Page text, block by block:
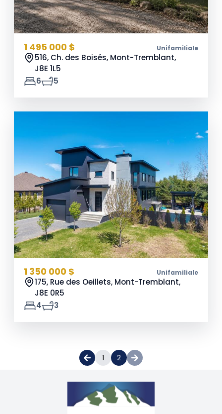
1 495 000 $ Unifamiliale
516, Ch. des Boisés, Mont-Tremblant,
J8E 1L5
6
5
1 350 000 $ Unifamiliale
175, Rue des Oeillets, Mont-Tremblant,
J8E 0R5
4
3
1 2